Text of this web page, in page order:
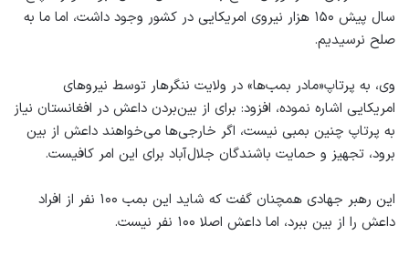
سال پیش ۱۵۰ هزار نیروی امریکایی در کشور وجود داشت، اما ما به
صلح نرسیدیم.
وی، به پرتاپ«مادر بمب‌ها» در ولایت ننگرهار توسط نیروهای
امریکایی اشاره نموده، افزود: برای از بین‌بردن داعش در افغانستان نیاز
به پرتاپ چنین بمبی نیست، اگر خارجی‌ها می‌خواهند داعش از بین
برود، تجهیز و حمایت باشندگان جلال‌آباد برای این امر کافیست.
این رهبر جهادی همچنان گفت که شاید این بمب ۱۰۰ نفر از افراد
داعش را از بین ببرد، اما داعش اصلا ۱۰۰ نفر نیست.